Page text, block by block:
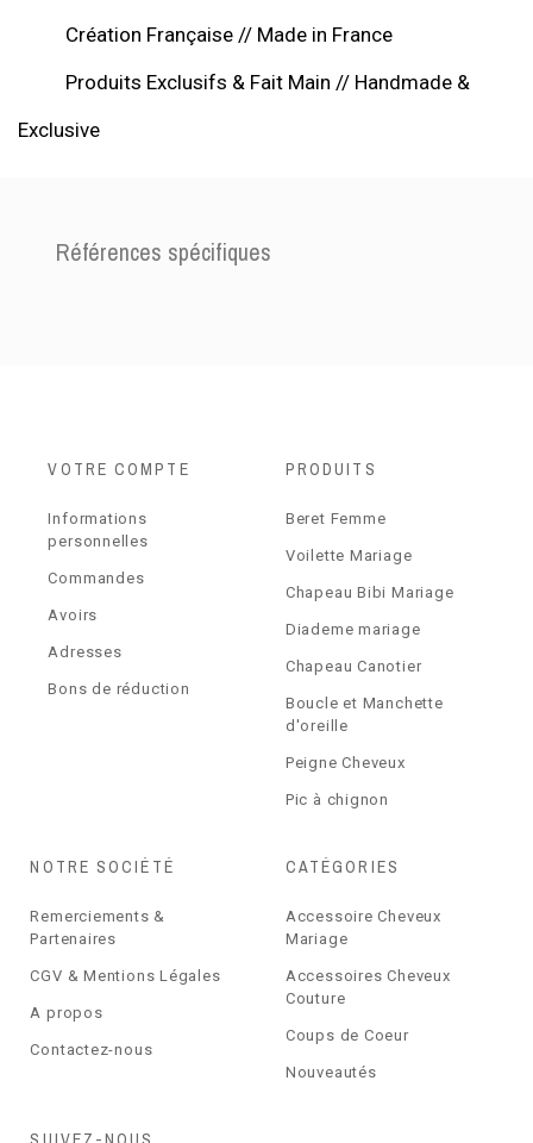
Création Française // Made in France
Produits Exclusifs & Fait Main // Handmade &
Exclusive
Références spécifiques
VOTRE COMPTE
Informations
personnelles
Commandes
Avoirs
Adresses
Bons de réduction
PRODUITS
Beret Femme
Voilette Mariage
Chapeau Bibi Mariage
Diademe mariage
Chapeau Canotier
Boucle et Manchette
d'oreille
Peigne Cheveux
Pic à chignon
NOTRE SOCIÉTÉ
Remerciements &
Partenaires
CGV & Mentions Légales
A propos
Contactez-nous
CATÉGORIES
Accessoire Cheveux
Mariage
Accessoires Cheveux
Couture
Coups de Coeur
Nouveautés